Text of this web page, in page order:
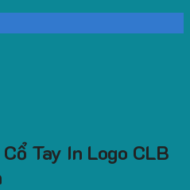
Tay In Logo CLB